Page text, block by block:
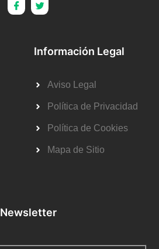
Información Legal
Aviso Legal
Política de Privacidad
Política de Cookies
Mapa de Sitio
Newsletter